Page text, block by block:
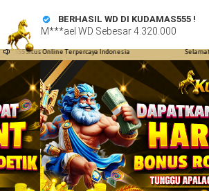
Indonesia Selamat Datang di